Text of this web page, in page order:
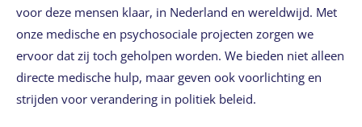
voor deze mensen klaar, in Nederland en wereldwijd. Met
onze medische en psychosociale projecten zorgen we
ervoor dat zij toch geholpen worden. We bieden niet alleen
directe medische hulp, maar geven ook voorlichting en
strijden voor verandering in politiek beleid.